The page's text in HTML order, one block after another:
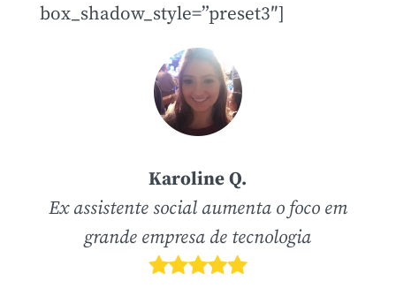
box_shadow_style=”preset3″]
Karoline Q.
Ex assistente social aumenta o foco em
grande empresa de tecnologia